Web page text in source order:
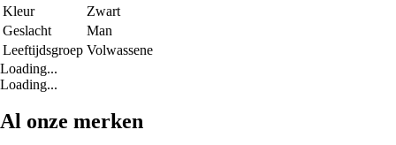
Kleur
Zwart
Geslacht
Man
Leeftijdsgroep Volwassene
Loading...
Loading...
Al onze merken